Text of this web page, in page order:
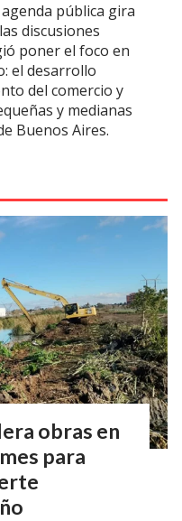
pública gira
discusiones
poner el foco en
el desarrollo
del comercio y
y medianas
Buenos Aires.
obras en
para